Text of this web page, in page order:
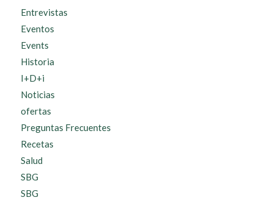
Entrevistas
Eventos
Events
Historia
I+D+i
Noticias
ofertas
Preguntas Frecuentes
Recetas
Salud
SBG
SBG